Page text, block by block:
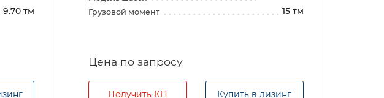
9.70 тм Грузовой момент 15 тм
Цена по запросу
Получить КП Купить в лизинг